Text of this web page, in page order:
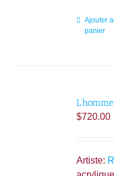
Ajouter
panier
$720.00
Artiste: